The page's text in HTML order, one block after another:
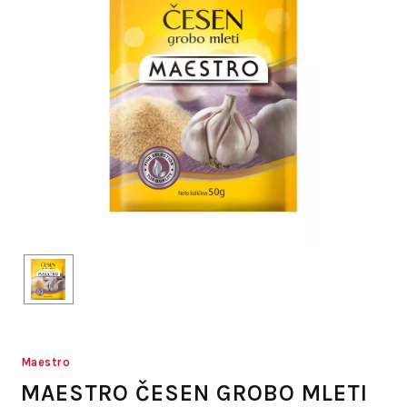
Maestro
MAESTRO ČESEN GROBO MLETI